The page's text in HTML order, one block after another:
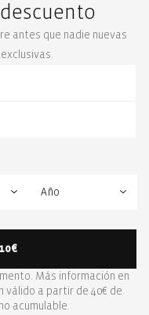
antes que nadie nuevas
Más información en
válido a partir de 40€ de
acumulable.